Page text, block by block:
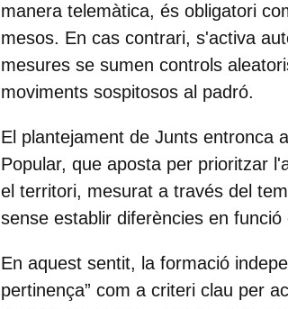
manera telemàtica, és obligatori
mesos. En cas contrari, s'activa
mesures se sumen controls
moviments sospitosos al padró.
El plantejament de Junts entronca
Popular, que aposta per prioritzar
el territori, mesurat a través del
sense establir diferències en funció
En aquest sentit, la formació
pertinença” com a criteri clau per